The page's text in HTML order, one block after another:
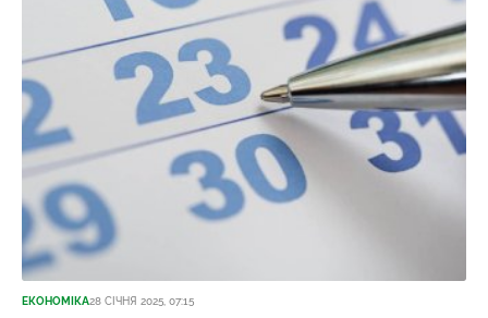
ЕКОНОМІКА28 СІЧНЯ 2025, 07:15